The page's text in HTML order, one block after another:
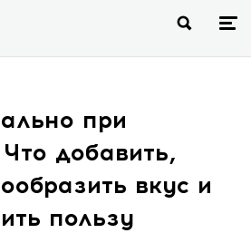
при
добавить,
вкус и
пользу